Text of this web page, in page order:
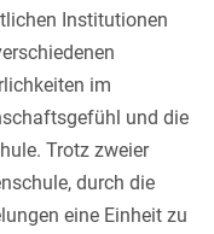
Institutionen
im
und die
Trotz zweier
durch die
eine Einheit zu